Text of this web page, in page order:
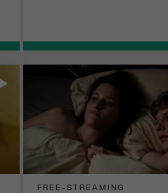
FREE-STREAMING